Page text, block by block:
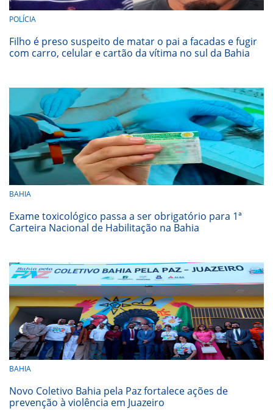
POLÍCIA
Filho é preso suspeito de matar o pai a facadas e fugir
com carro, celular e cartão da vítima no sul da Bahia
BAHIA
Exame toxicológico passa a ser obrigatório para 1ª
Carteira Nacional de Habilitação na Bahia
BAHIA
Novo Coletivo Bahia pela Paz fortalece ações de
prevenção à violência em Juazeiro